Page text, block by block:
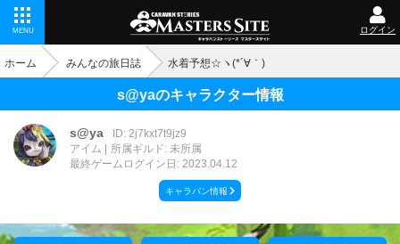
MENU ログイン
ホーム みんなの旅日誌 水着予想☆ヽ(*´∀｀)
s@yaのキャラクター情報
s@ya
ID: 2j7kxt7t9jz9
アイム
所属ギルド: 未所属
最終ゲームログイン日: 2023.04.12
キャラバン情報